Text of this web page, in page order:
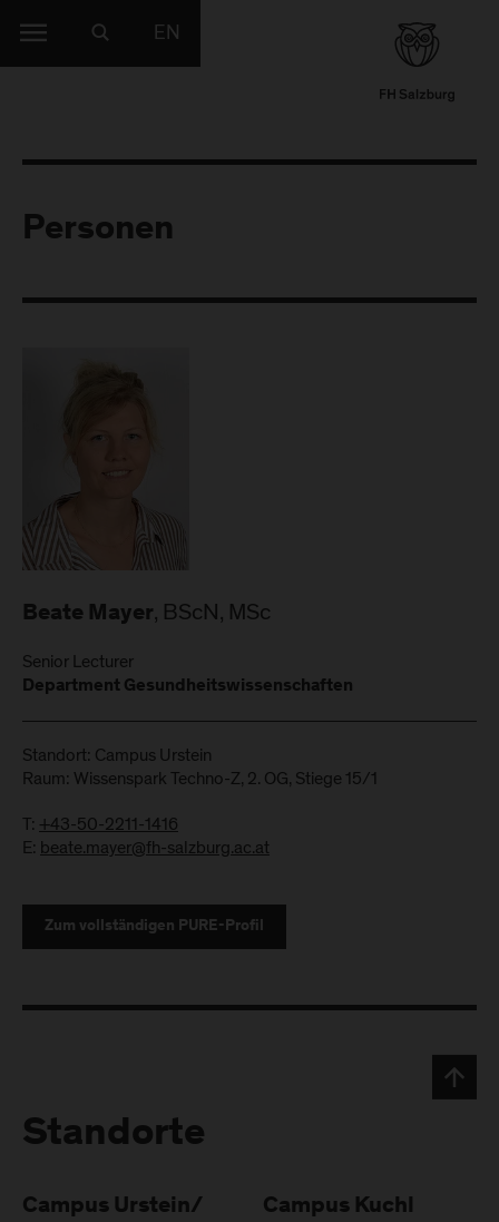
EN
Personen
Beate Mayer, BScN, MSc
Senior Lecturer
Department Gesundheitswissenschaften
Standort: Campus Urstein
Raum: Wissenspark Techno-Z, 2. OG, Stiege 15/1
T: +43-50-2211-1416
E: beate.mayer@fh-salzburg.ac.at
Zum vollständigen PURE-Profil
Standorte
Campus Urstein/
Campus Kuchl